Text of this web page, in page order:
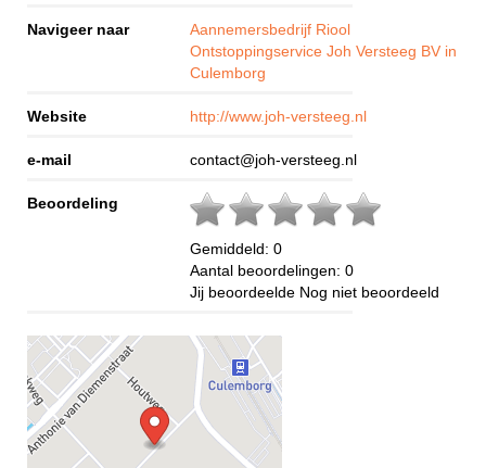
Navigeer naar
Aannemersbedrijf Riool
Ontstoppingservice Joh Versteeg BV in
Culemborg
Website http://www.joh-versteeg.nl
e-mail contact@joh-versteeg.nl
Beoordeling
Gemiddeld: 0
Aantal beoordelingen: 0
Jij beoordeelde Nog niet beoordeeld